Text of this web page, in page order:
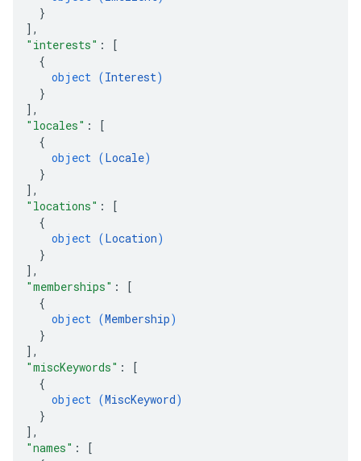
}
] ,
"interests" :
[
{
object (Interest)
}
] ,
"locales" :
[
{
object (Locale)
}
] ,
"locations" :
[
{
object (Location)
}
] ,
"memberships" :
[
{
object (Membership)
}
] ,
"miscKeywords" :
[
{
object (MiscKeyword)
}
] ,
"names" :
[